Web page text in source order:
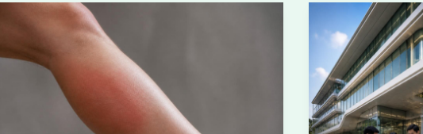
astuces
efficaces
recherches
sur
l’apnée
du
sommeil